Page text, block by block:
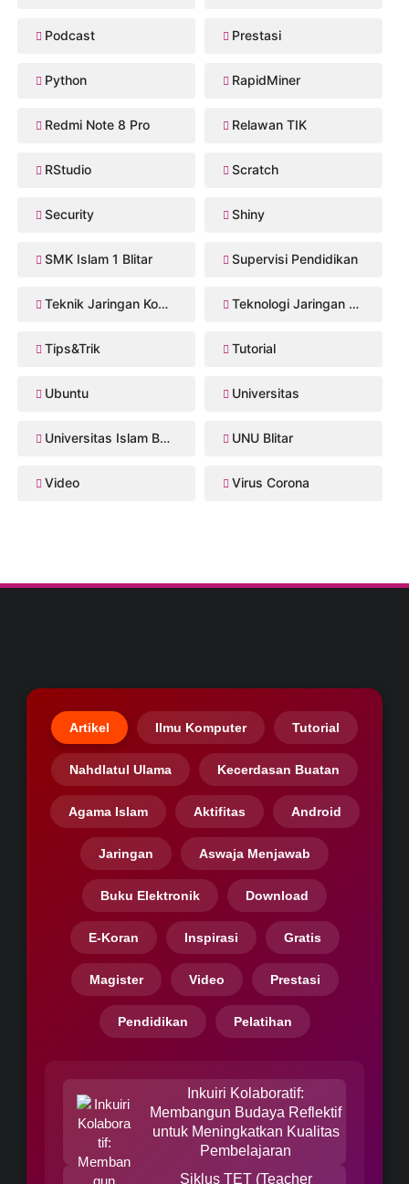
Podcast Prestasi
Python RapidMiner
Redmi Note 8 Pro Relawan TIK
RStudio Scratch
Security Shiny
SMK Islam 1 Blitar Supervisi Pendidikan
Teknik Jaringan Komputer dan Telekomunikasi Teknologi Jaringan Kabel dan Nirkabel
Tips&Trik Tutorial
Ubuntu Universitas
Universitas Islam Balitar UNU Blitar
Video Virus Corona
Artikel Ilmu Komputer Tutorial
Nahdlatul Ulama Kecerdasan Buatan
Agama Islam Aktifitas Android
Jaringan Aswaja Menjawab
Buku Elektronik Download
E-Koran Inspirasi Gratis
Magister Video Prestasi
Pendidikan Pelatihan
Inkuiri Kolaboratif:
Membangun Budaya Reflektif
untuk Meningkatkan Kualitas
Pembelajaran
Siklus TET (Teacher